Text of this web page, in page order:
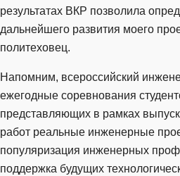
результатах ВКР позволила
дальнейшего развития моего
политеховец.
Напомним, всероссийский
ежегодные соревнования
представляющих в рамках
работ реальные инженерные
популяризация инженерных
поддержка будущих